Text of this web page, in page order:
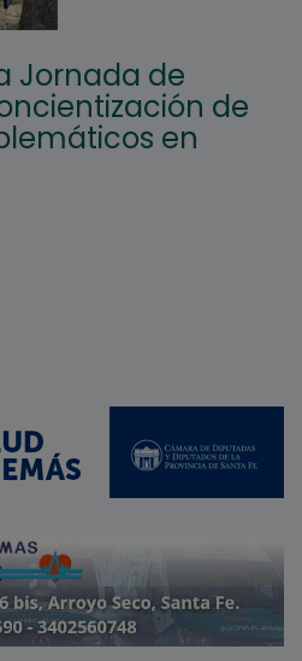
Jornada de
de
en